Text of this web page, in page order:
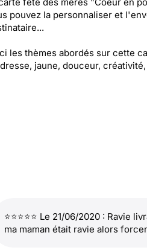
pouvez la personnaliser et
les thèmes abordés sur cette
jaune, douceur,
⭐⭐⭐⭐⭐ Le 21/06/2020 : Ravie
ma maman était ravie alors